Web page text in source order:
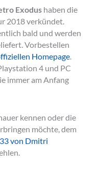
Exodus haben die
2018 verkündet.
bald und werden
Vorbestellen
Homepage.
4 und PC
immer am Anfang
kennen oder die
möchte, dem
von Dmitri